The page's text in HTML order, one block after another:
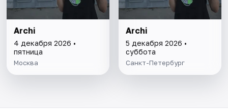
Archi
4 декабря 2026 •
пятница
Москва
Archi
5 декабря 2026 •
суббота
Санкт-Петербург